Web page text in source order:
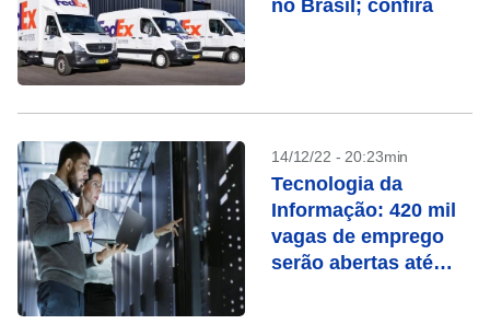
no Brasil; confira
14/12/22 - 20:23min
Tecnologia da
Informação: 420 mil
vagas de emprego
serão abertas até